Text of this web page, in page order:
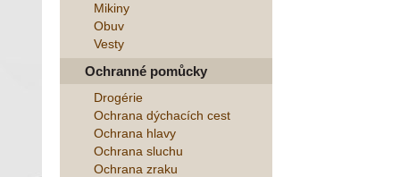
Mikiny
Obuv
Vesty
Ochranné pomůcky
Drogérie
Ochrana dýchacích cest
Ochrana hlavy
Ochrana sluchu
Ochrana zraku